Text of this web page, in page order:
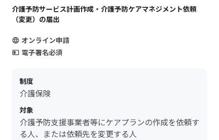
介護予防サービス計画作成・介護予防ケアマネジメント依頼
（変更）の届出
オンライン申請
電子署名必須
制度
介護保険
対象
介護予防支援事業者等にケアプランの作成を依頼す
る人、または依頼先を変更する人